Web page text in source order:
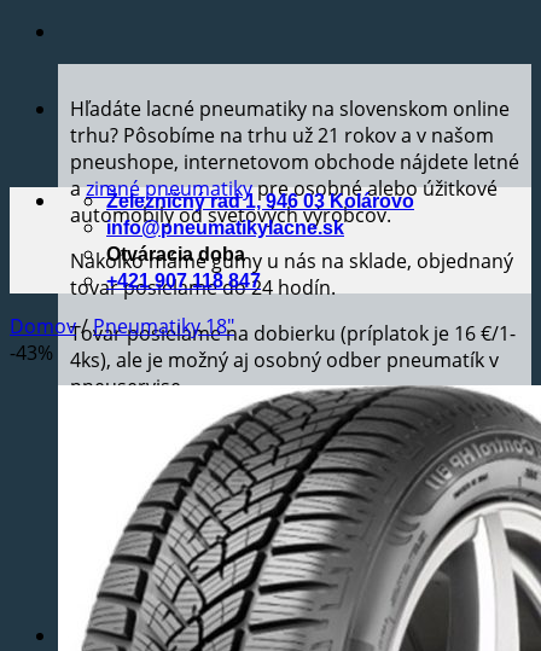
Hľadáte lacné pneumatiky na slovenskom online
trhu? Pôsobíme na trhu už 21 rokov a v našom
pneushope, internetovom obchode nájdete letné
azimné pneumatikypre osobné alebo úžitkové
automobily od svetových výrobcov.
Nakoľko máme gumy u nás na sklade, objednaný
tovar posielame do 24 hodín.
Tovar posielame na dobierku (príplatok je 16 €/1-
4ks), ale je možný aj osobný odber pneumatík v
pneuservise.
Na objednaný tovar ponúkame 24 mesačnú
záručnú dobu.
Ak potrebujete vymeniť pneumatiky na Vašom
aute, v našom pneuservise Vám s ochotou
pomôžeme.
Železničný rad 1, 946 03 Kolárovo
info@pneumatikylacne.sk
Otváracia doba
+421 907 118 847
Domov/Pneumatiky 18"
-43%